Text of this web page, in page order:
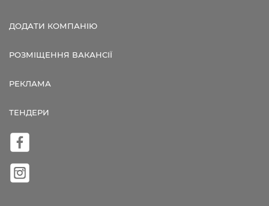
ДОДАТИ КОМПАНІЮ
РОЗМІЩЕННЯ ВАКАНСІЇ
РЕКЛАМА
ТЕНДЕРИ